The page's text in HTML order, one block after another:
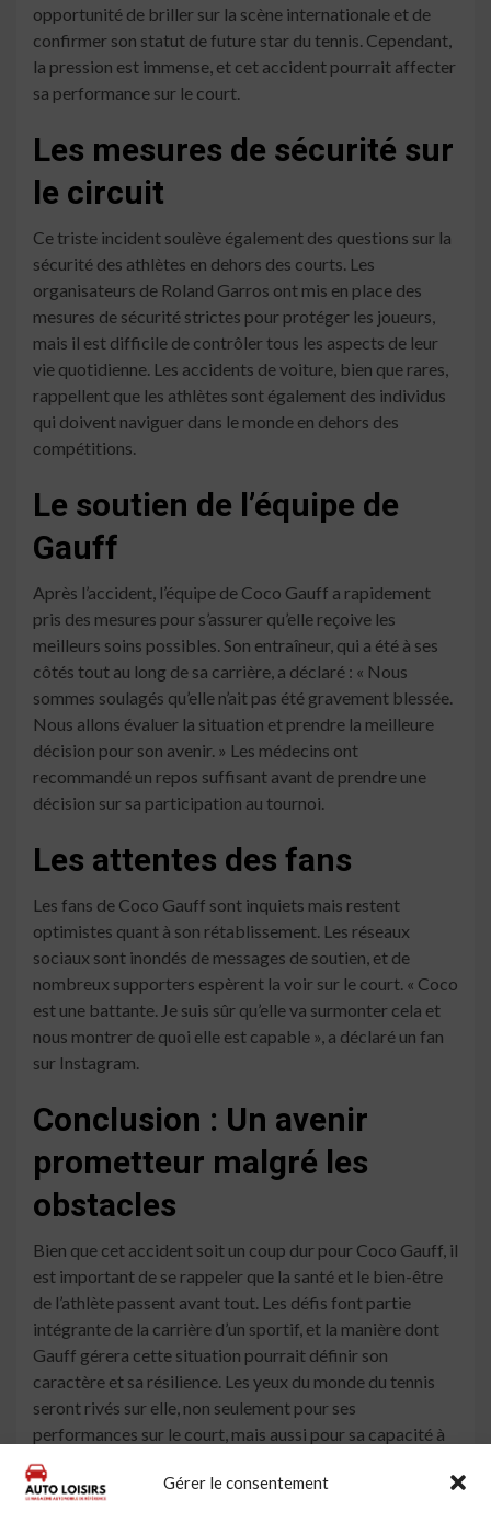
Gérer le consentement
opportunité de briller sur la scène internationale et de
confirmer son statut de future star du tennis. Cependant,
la pression est immense, et cet accident pourrait affecter
sa performance sur le court.
Les mesures de sécurité sur
le circuit
Ce triste incident soulève également des questions sur la
sécurité des athlètes en dehors des courts. Les
organisateurs de Roland Garros ont mis en place des
mesures de sécurité strictes pour protéger les joueurs,
mais il est difficile de contrôler tous les aspects de leur
vie quotidienne. Les accidents de voiture, bien que rares,
rappellent que les athlètes sont également des individus
qui doivent naviguer dans le monde en dehors des
compétitions.
Le soutien de l’équipe de
Gauff
Après l’accident, l’équipe de Coco Gauff a rapidement
pris des mesures pour s’assurer qu’elle reçoive les
meilleurs soins possibles. Son entraîneur, qui a été à ses
côtés tout au long de sa carrière, a déclaré : « Nous
sommes soulagés qu’elle n’ait pas été gravement blessée.
Nous allons évaluer la situation et prendre la meilleure
décision pour son avenir. » Les médecins ont
recommandé un repos suffisant avant de prendre une
décision sur sa participation au tournoi.
Les attentes des fans
Les fans de Coco Gauff sont inquiets mais restent
optimistes quant à son rétablissement. Les réseaux
sociaux sont inondés de messages de soutien, et de
nombreux supporters espèrent la voir sur le court. « Coco
est une battante. Je suis sûr qu’elle va surmonter cela et
nous montrer de quoi elle est capable », a déclaré un fan
sur Instagram.
Conclusion : Un avenir
prometteur malgré les
obstacles
Bien que cet accident soit un coup dur pour Coco Gauff, il
est important de se rappeler que la santé et le bien-être
de l’athlète passent avant tout. Les défis font partie
intégrante de la carrière d’un sportif, et la manière dont
Gauff gérera cette situation pourrait définir son
caractère et sa résilience. Les yeux du monde du tennis
seront rivés sur elle, non seulement pour ses
performances sur le court, mais aussi pour sa capacité à
surmonter les obstacles de la vie.
À lire aussi